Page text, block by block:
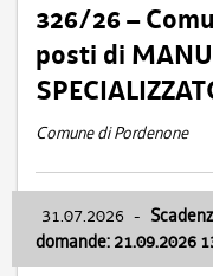
326/26 –
posti di
Comune di Pordenone
31.07.2026 -
domande: 21.09.2026